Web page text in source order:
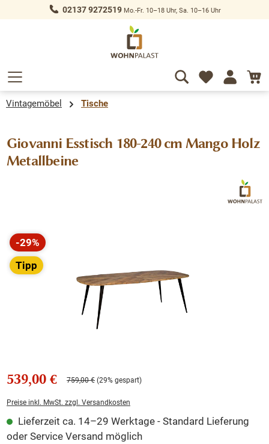
springen 02137 9272519Mo.-Fr. 10–18 Uhr, Sa. 10–16 Uhr
Vintagemöbel Tische
Giovanni Esstisch 180-240 cm Mango Holz
Metallbeine
Bildergalerie überspringen
-29%
Rabatt
Tipp
539,00 € 759,00 € (29% gespart)
Preise inkl. MwSt. zzgl. Versandkosten
Lieferzeit ca. 14–29 Werktage - Standard Lieferung
oder Service Versand möglich